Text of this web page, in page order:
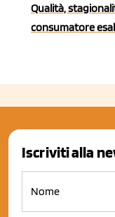
Qualità,
consumatore
Iscriviti alla